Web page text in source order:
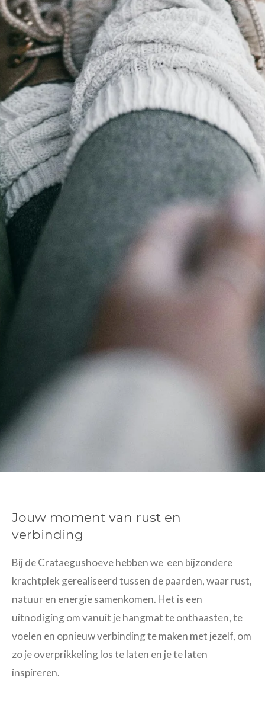
Jouw moment van rust en
verbinding
Bij de Crataegushoeve hebben we een bijzondere
krachtplek gerealiseerd tussen de paarden, waar rust,
natuur en energie samenkomen. Het is een
uitnodiging om vanuit je hangmat te onthaasten, te
voelen en opnieuw verbinding te maken met jezelf, om
zo je overprikkeling los te laten en je te laten
inspireren.